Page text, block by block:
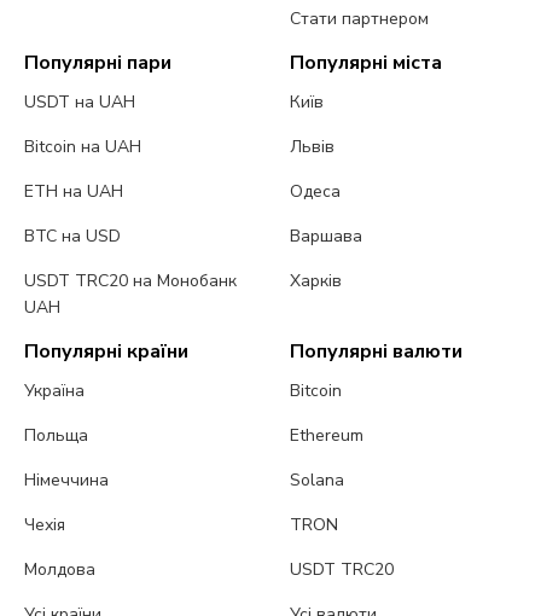
Стати партнером
Популярні пари
USDT на UAH
Bitcoin на UAH
ETH на UAH
BTC на USD
USDT TRC20 на Монобанк
UAH
Популярні міста
Київ
Львів
Одеса
Варшава
Харків
Популярні країни
Україна
Польща
Німеччина
Чехія
Молдова
Популярні валюти
Bitcoin
Ethereum
Solana
TRON
USDT TRC20